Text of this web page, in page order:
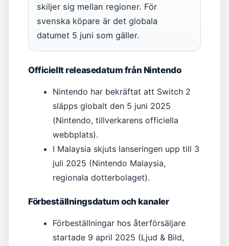
skiljer sig mellan regioner. För
svenska köpare är det globala
datumet 5 juni som gäller.
Officiellt releasedatum från Nintendo
Nintendo har bekräftat att Switch 2
släpps globalt den 5 juni 2025
(Nintendo, tillverkarens officiella
webbplats).
I Malaysia skjuts lanseringen upp till 3
juli 2025 (Nintendo Malaysia,
regionala dotterbolaget).
Förbeställningsdatum och kanaler
Förbeställningar hos återförsäljare
startade 9 april 2025 (Ljud & Bild,